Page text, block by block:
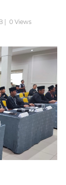
| 0 Views